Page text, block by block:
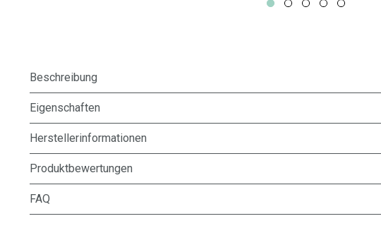
Beschreibung
Eigenschaften
Herstellerinformationen
Produktbewertungen
FAQ